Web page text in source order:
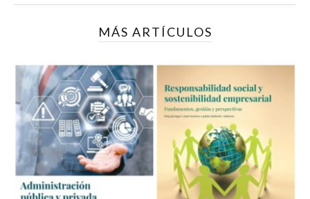
MÁS ARTÍCULOS